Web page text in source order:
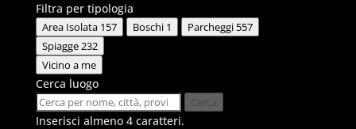
Filtra per tipologia
Area Isolata 157 Boschi 1 Parcheggi 557
Spiagge232
Vicino a me
Cerca luogo
Cerca
Inserisci almeno 4 caratteri.